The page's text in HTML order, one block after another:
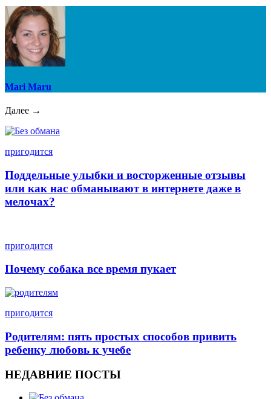
Mari Maru
Далее →
пригодится
Поддельные улыбки и восторженные отзывы
или как нас обманывают в интернете даже в
мелочах?
пригодится
Почему собака все время пукает
пригодится
Родителям: пять простых способов привить
ребенку любовь к учебе
НЕДАВНИЕ ПОСТЫ